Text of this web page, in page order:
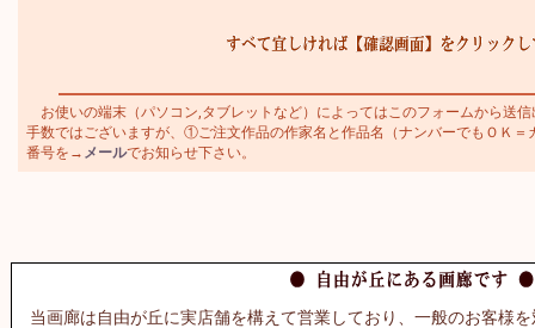
お使いの端末（パソコン,タブレットなど）によってはこのフォームから送
手数ではございますが、①ご注文作品の作家名と作品名（ナンバーでもＯＫ
番号を→ メールでお知らせ下さい。
当画廊は自由が丘に実店舗を構えて営業しており、一般のお客様